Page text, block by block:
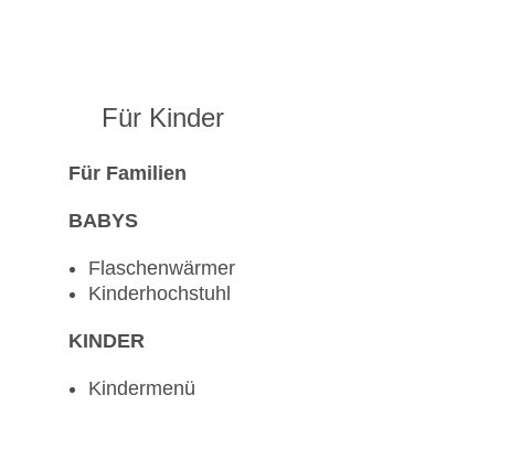
Für Kinder
Für Familien
BABYS
Flaschenwärmer
Kinderhochstuhl
KINDER
Kindermenü